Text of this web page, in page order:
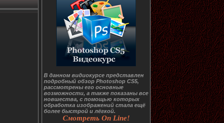
В данном видиокурсе представлен
подробный обзор Photoshop CS5,
рассмотрены его основные
возможности, а также показаны все
новшества, с помощью которых
обработка изображений стала ещё
более быстрой и лёгкой.
Смотреть On Line!